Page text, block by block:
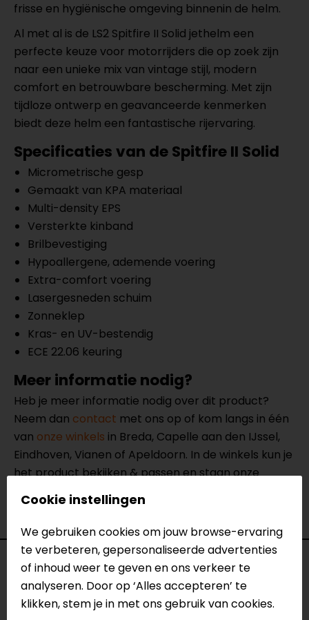
frisse en hygiënische omgeving binnenin de helm.
Al met al is de LS2 Spitfire II Solid jethelm een
perfecte keuze voor motorrijders die op zoek zijn
naar een unieke mix van vintage stijl, modern
comfort en betrouwbare bescherming. Met zijn
tijdloze ontwerp en geavanceerde kenmerken
biedt deze helm een fantastische rijervaring.
Specificaties van de Spitfire II Solid
Micrometrische gesp
Gemaakt van KPA materiaal
Multi-density EPS
Versterkte kinband
Brilbevestiging
Hypoallergene, ademende voering
Extra-comfort voering
Lasergesneden schuim
Zonneklep
Kras- en UV-bestendig
ECE 22.06 keuring
Meer informatie nodig?
Heb je meer informatie nodig over dit product?
Neem dan contact met ons op of kom langs in één
van onze winkels in Breda, Capelle aan den IJssel,
Eindhoven, Vianen of Apeldoorn. In de winkels kun je
het product bekijken & passen en staan onze
verkoopmedewerkers voor je klaar met advies.
Bekijk onze anderejethelmen.
Specificaties
Naam
OF599 Spitfire II Solid
Cookie instellingen
We gebruiken cookies om jouw browse-ervaring
te verbeteren, gepersonaliseerde advertenties
of inhoud weer te geven en ons verkeer te
analyseren. Door op ‘Alles accepteren’ te
klikken, stem je in met ons gebruik van cookies.